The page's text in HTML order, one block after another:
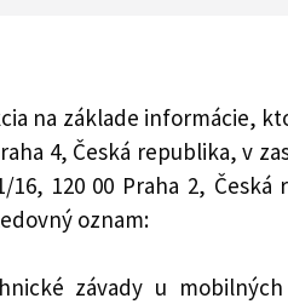
na základe informácie,
4, Česká republika, v
16, 120 00 Praha 2,
oznam:
závady u